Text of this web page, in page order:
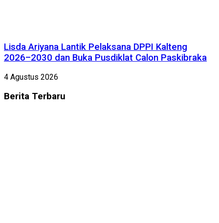
Lisda Ariyana Lantik Pelaksana DPPI Kalteng
2026–2030 dan Buka Pusdiklat Calon Paskibraka
4 Agustus 2026
Berita Terbaru